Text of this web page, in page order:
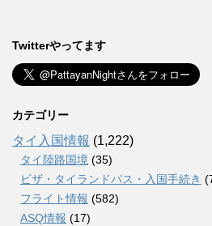
Twitterやってます
カテゴリー
タイ入国情報 (1,222)
タイ陸路国境 (35)
ビザ・タイランドパス・入国手続き
フライト情報 (582)
ASQ情報 (17)